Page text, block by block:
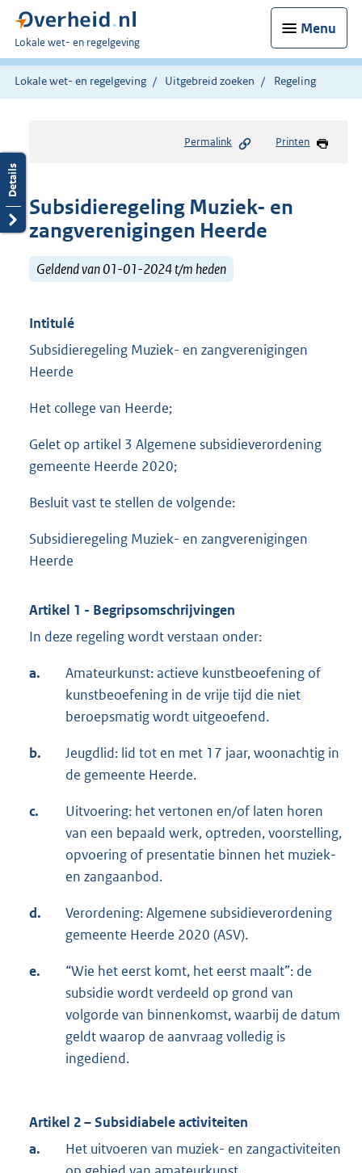
Menu
U
bent
hier:
Lokale wet- en regelgeving
Lokale wet- en regelgeving Uitgebreid zoeken Regeling
Permalink Printen
Subsidieregeling Muziek- en
zangverenigingen Heerde
Geldend van 01-01-2024 t/m heden
Intitulé
Subsidieregeling Muziek- en zangverenigingen
Heerde
Het college van Heerde;
Gelet op artikel 3 Algemene subsidieverordening
gemeente Heerde 2020;
Besluit vast te stellen de volgende:
Subsidieregeling Muziek- en zangverenigingen
Heerde
Artikel 1 - Begripsomschrijvingen
In deze regeling wordt verstaan onder:
a.
Amateurkunst: actieve kunstbeoefening of
kunstbeoefening in de vrije tijd die niet
beroepsmatig wordt uitgeoefend.
b.
Jeugdlid: lid tot en met 17 jaar, woonachtig in
de gemeente Heerde.
c.
Uitvoering: het vertonen en/of laten horen
van een bepaald werk, optreden, voorstelling,
opvoering of presentatie binnen het muziek-
en zangaanbod.
d.
Verordening: Algemene subsidieverordening
gemeente Heerde 2020 (ASV).
e.
“Wie het eerst komt, het eerst maalt”: de
subsidie wordt verdeeld op grond van
volgorde van binnenkomst, waarbij de datum
geldt waarop de aanvraag volledig is
ingediend.
Artikel 2 – Subsidiabele activiteiten
a.
Het uitvoeren van muziek- en zangactiviteiten